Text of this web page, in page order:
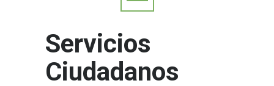
Servicios
Ciudadanos